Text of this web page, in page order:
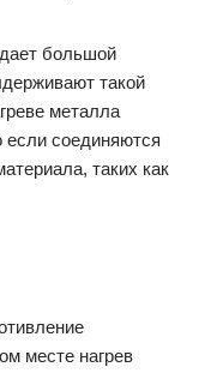
большой
такой
металла
если соединяются
таких как
месте нагрев